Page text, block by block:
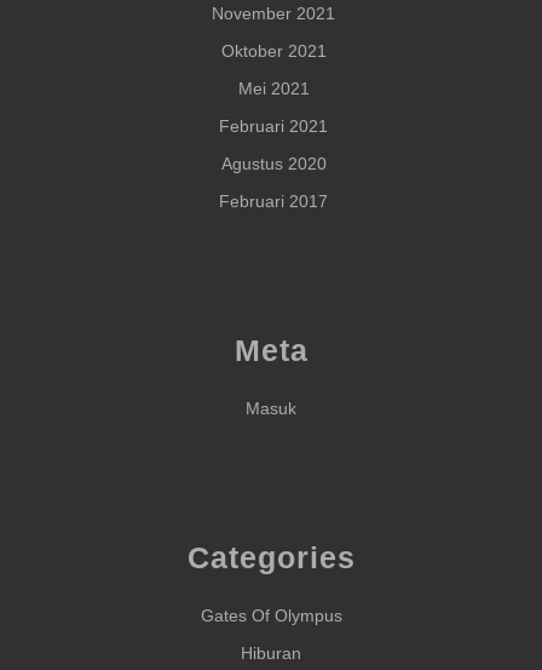
November 2021
Oktober 2021
Mei 2021
Februari 2021
Agustus 2020
Februari 2017
Meta
Masuk
Categories
Gates Of Olympus
Hiburan